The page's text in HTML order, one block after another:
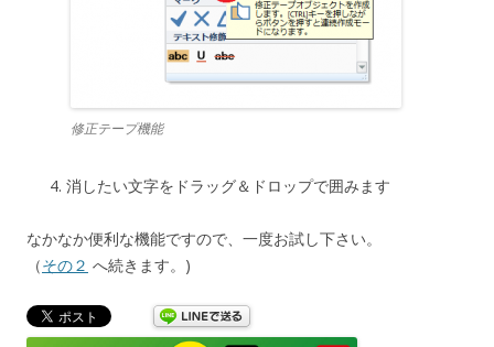
修正テープ機能
消したい文字をドラッグ＆ドロップで囲みます
なかなか便利な機能ですので、一度お試し下さい。
（その２ へ続きます。)